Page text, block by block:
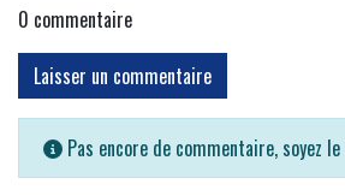
0 commentaire
Laisser un commentaire
Pas encore de commentaire, soyez le